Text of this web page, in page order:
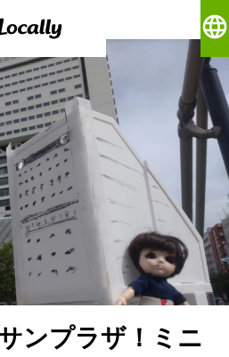
language
ンプラザ！ミニ